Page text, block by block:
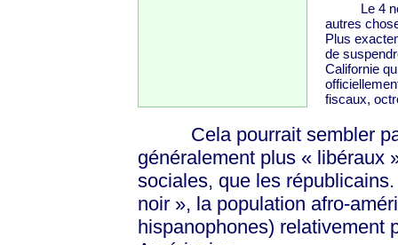
Le 4
autres
Plus
de
Californie
fiscaux,
Cela pourrait sembler
généralement plus « libéraux
sociales, que les
noir », la population afro-
hispanophones) relativement